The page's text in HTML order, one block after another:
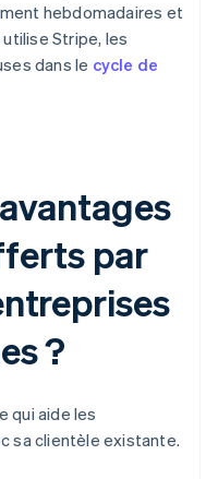
hebdomadaires et
Stripe, les
dans le cycle de
par
?
qui aide les
sa clientèle existante.